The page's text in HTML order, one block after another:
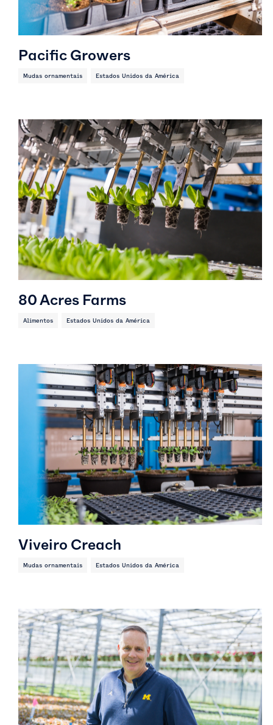
Pacific Growers
Mudas ornamentais Estados Unidos da América
80 Acres Farms
Alimentos Estados Unidos da América
Viveiro Creach
Mudas ornamentais Estados Unidos da América